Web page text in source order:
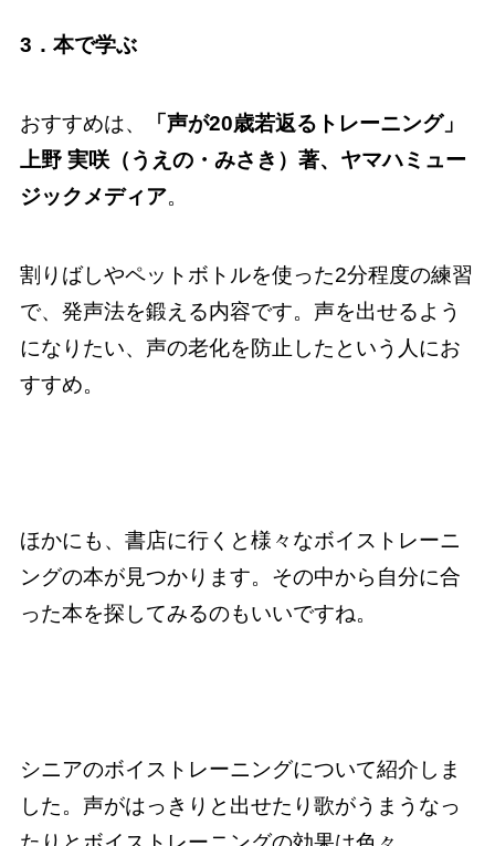
3．本で学ぶ
おすすめは、
「声が20歳若返るトレーニング」
上野 実咲（うえの・みさき）著、ヤマハミュー
ジックメディア。
割りばしやペットボトルを使った2分程度の練習
で、発声法を鍛える内容です。声を出せるよう
になりたい、声の老化を防止したという人にお
すすめ。
ほかにも、書店に行くと様々なボイストレーニ
ングの本が見つかります。その中から自分に合
った本を探してみるのもいいですね。
シニアのボイストレーニングについて紹介しま
した。声がはっきりと出せたり歌がうまうなっ